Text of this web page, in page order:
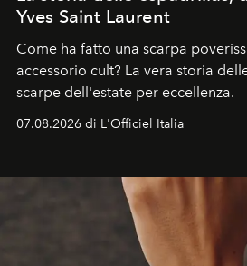
Yves Saint Laurent
Come ha fatto una scarpa
accessorio cult? La vera storia
scarpe dell'estate per eccellenza.
07.08.2026 di L'Officiel Italia